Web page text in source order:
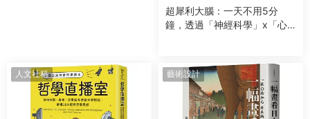
超犀利大腦：一天不用5分
鐘，透過「神經科學」x「心
讓大腦潛能發揮到極緻，變得
超犀利！
人文社科 藝術設計